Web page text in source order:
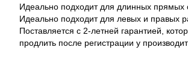
Идеально подходит для длинных прямых
Идеально подходит для левых и правых
Поставляется с 2-летней гарантией,
продлить после регистрации у